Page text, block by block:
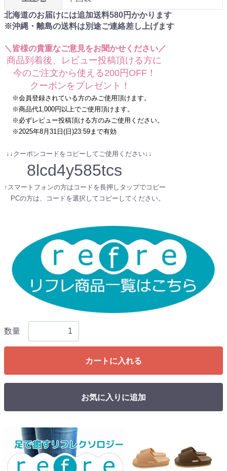
北海道のお届けには追加送料580円かかります
※沖縄・離島の送料は別途ご連絡差し上げます
＼皆様の貴重なご意見をお聞かせください／
商品到着後、レビュー投稿頂ける方に
今のご注文から使える200円OFF！
クーポンをプレゼント！
※会員登録されている方のみご使用頂けます。
※商品代1,000円以上でご使用頂けます。
※必ずレビュー投稿頂ける方のみご使用ください。
※2025年8月31日(日)23:59まで有効
↓↓クーポンコードをコピーしてご使用ください↓↓
8lcd4y585tcs
↑スマートフォンの方はコードを長押しタップでコピー
PCの方は、コードを選択してコピーしてください。
数量
カートに入れる
お気に入りに追加